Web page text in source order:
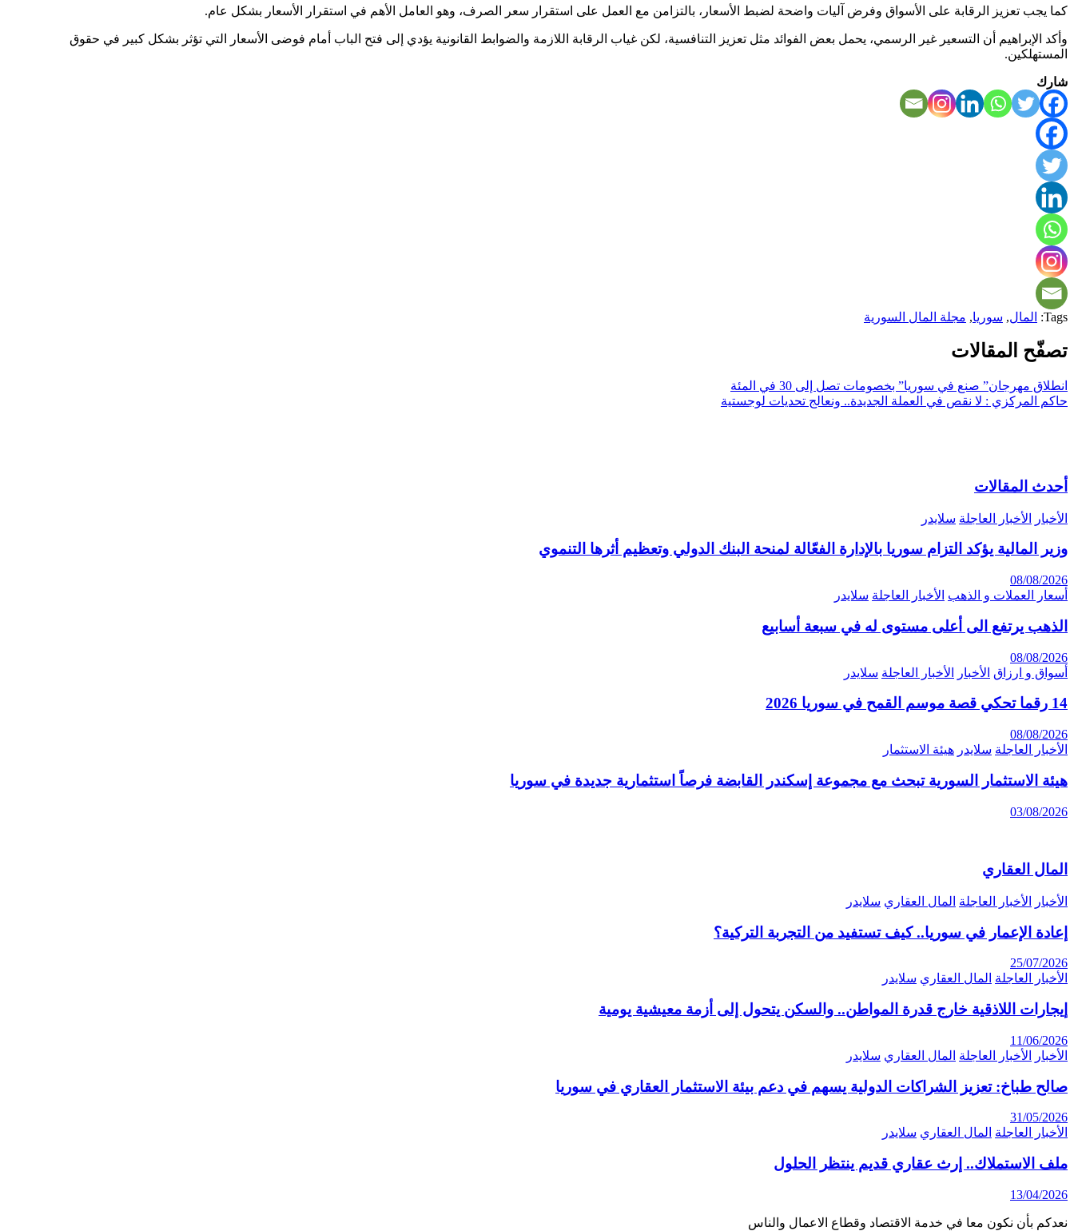
كما يجب تعزيز الرقابة على الأسواق وفرض آليات واضحة لضبط الأسعار، بالتزامن مع العمل على استقرار سعر الصرف، وهو العامل الأهم في استقرار الأسعار بشكل عام.
وأكد الإبراهيم أن التسعير غير الرسمي، يحمل بعض الفوائد مثل تعزيز التنافسية، لكن غياب الرقابة اللازمة والضوابط القانونية يؤدي إلى فتح الباب أمام فوضى الأسعار التي تؤثر بشكل كبير في حقوق
المستهلكين.
شارك
Tags: المال, سوريا, مجلة المال السورية
تصفّح المقالات
انطلاق مهرجان” صنع في سوريا” بخصومات تصل إلى 30 في المئة
حاكم المركزي : لا نقص في العملة الجديدة.. ونعالج تحديات لوجستية
أحدث المقالات
الأخبار الأخبار العاجلة سلايدر
وزير المالية يؤكد التزام سوريا بالإدارة الفعّالة لمنحة البنك الدولي وتعظيم أثرها التنموي
08/08/2026
أسعار العملات و الذهب الأخبار العاجلة سلايدر
الذهب يرتفع الى أعلى مستوى له في سبعة أسابيع
08/08/2026
أسواق و ارزاق الأخبار الأخبار العاجلة سلايدر
14 رقما تحكي قصة موسم القمح في سوريا 2026
08/08/2026
الأخبار العاجلة سلايدر هيئة الاستثمار
هيئة الاستثمار السورية تبحث مع مجموعة إسكندر القابضة فرصاً استثمارية جديدة في سوريا
03/08/2026
المال العقاري
الأخبار الأخبار العاجلة المال العقاري سلايدر
إعادة الإعمار في سوريا.. كيف تستفيد من التجربة التركية؟
25/07/2026
الأخبار العاجلة المال العقاري سلايدر
إيجارات اللاذقية خارج قدرة المواطن.. والسكن يتحول إلى أزمة معيشية يومية
11/06/2026
الأخبار
الأخبار العاجلة المال العقاري سلايدر
صالح طباخ: تعزيز الشراكات الدولية يسهم في دعم بيئة الاستثمار العقاري في سوريا
31/05/2026
الأخبار العاجلة المال العقاري سلايدر
ملف الاستملاك.. إرث عقاري قديم ينتظر الحلول
13/04/2026
نعدكم بأن نكون معا في خدمة الاقتصاد وقطاع الاعمال والناس